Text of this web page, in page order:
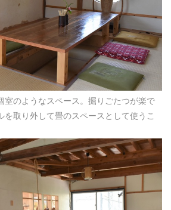
室のようなスペース。掘りごたつが楽で
を取り外して畳のスペースとして使うこ